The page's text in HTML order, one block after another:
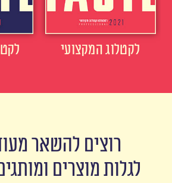
לקטלוג המקצועי
רוצים להשאר
לגלות מוצרים